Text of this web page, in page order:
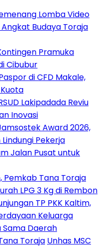
Lomba Video
Budaya Toraja
Pramuka
Cibubur
di CFD Makale,
Lakipadada Reviu
Inovasi
Award 2026,
Pekerja
Jalan Pusat untuk
Pemkab Tana Toraja
LPG 3 Kg di Rembon
TP PKK Kaltim,
Keluarga
Sama Daerah
Toraja Unhas MSC